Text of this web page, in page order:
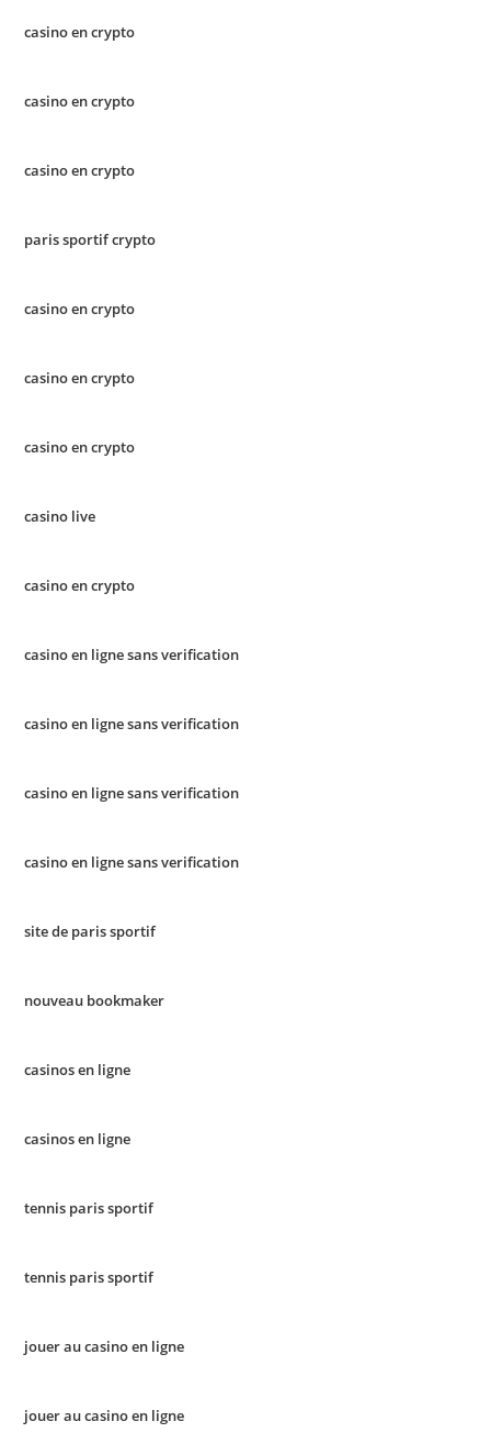
casino en crypto
casino en crypto
casino en crypto
paris sportif crypto
casino en crypto
casino en crypto
casino en crypto
casino live
casino en crypto
casino en ligne sans verification
casino en ligne sans verification
casino en ligne sans verification
casino en ligne sans verification
site de paris sportif
nouveau bookmaker
casinos en ligne
casinos en ligne
tennis paris sportif
tennis paris sportif
jouer au casino en ligne
jouer au casino en ligne